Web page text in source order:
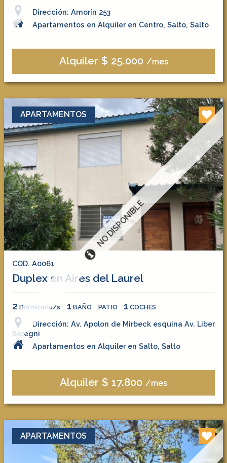
Dirección: Amorín 253
Apartamentos en Alquiler en Centro, Salto, Salto
Alquiler $ 25.000 /mes
NO DISPONIBLE
APARTAMENTOS
COD. A0061
Duplex en Aires del Laurel
2 Dormitorio/s 1 BAÑO PATIO 1 COCHES
Dirección: Av. Apolon de Mirbeck esquina Av. Liber
Seregni
Apartamentos en Alquiler en Salto, Salto
Alquiler $ 17.800 /mes
APARTAMENTOS